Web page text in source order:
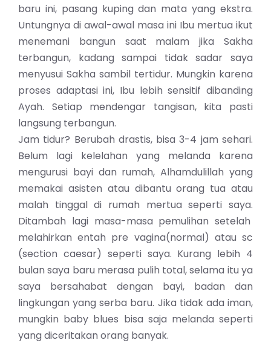
baru ini, pasang kuping dan mata yang ekstra.
Untungnya di awal-awal masa ini Ibu mertua ikut
menemani bangun saat malam jika Sakha
terbangun, kadang sampai tidak sadar saya
menyusui Sakha sambil tertidur. Mungkin karena
proses adaptasi ini, Ibu lebih sensitif dibanding
Ayah. Setiap mendengar tangisan, kita pasti
langsung terbangun.
Jam tidur? Berubah drastis, bisa 3-4 jam sehari.
Belum lagi kelelahan yang melanda karena
mengurusi bayi dan rumah, Alhamdulillah yang
memakai asisten atau dibantu orang tua atau
malah tinggal di rumah mertua seperti saya.
Ditambah lagi masa-masa pemulihan setelah
melahirkan entah pre vagina(normal) atau sc
(section caesar) seperti saya. Kurang lebih 4
bulan saya baru merasa pulih total, selama itu ya
saya bersahabat dengan bayi, badan dan
lingkungan yang serba baru. Jika tidak ada iman,
mungkin baby blues bisa saja melanda seperti
yang diceritakan orang banyak.